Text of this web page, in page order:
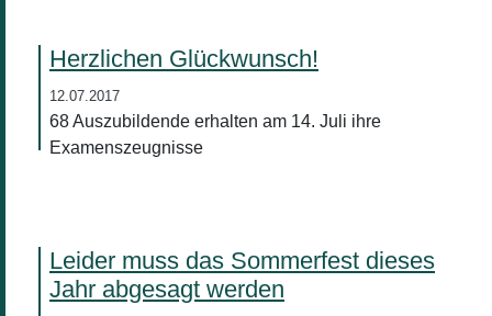
Herzlichen Glückwunsch!
12.07.2017
68 Auszubildende erhalten am 14. Juli ihre
Examenszeugnisse
Leider muss das Sommerfest dieses
Jahr abgesagt werden